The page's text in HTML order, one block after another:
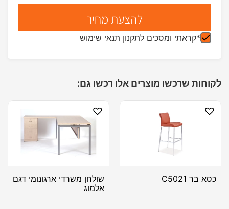
*קראתי ומסכים לתקנון תנאי שימוש
לקוחות שרכשו מוצרים אלו רכשו גם:
כסא בר C5021
שולחן משרדי ארגונומי דגם
אלמוג